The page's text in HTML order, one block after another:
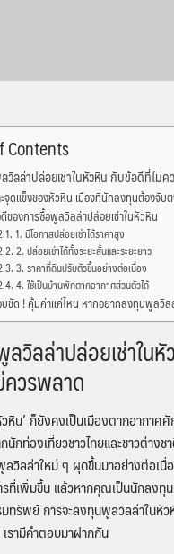
Contents
วิลล่าปล่อยเช่าในหัวหิน กับข้อดีที่ไม่
ะจุดแข็งของหัวหิน เมืองที่นักลงทุนต้องจับ
ของการซื้อพูลวิลล่าปล่อยเช่าในหัวหิน
1. มีโอกาสปล่อยเช่าได้ราคาสูง
2. ปล่อยเช่าได้ทั้งระยะสั้นและระยะยาว
3. ราคาที่ดินปรับตัวขึ้นอย่างต่อเนื่อง
4. ใช้เป็นบ้านพักตากอากาศส่วนตัวได้
ชัด ! คุ้มค่าแค่ไหน หากอยากลงทุนพูลวิล
วิลล่าปล่อยเช่าใน
วรพลาด
หิน’ ก็ยังคงเป็นเมืองตากอากาศ
นักท่องเที่ยวชาวไทยและชาวต่างช
ลวิลล่าใหม่ ๆ ผุดขึ้นมาอย่างต่อเ
ที่เพิ่มขึ้น แล้วหากคุณเป็นนักลงทุ
ทรัพย์ การจะลงทุนพูลวิลล่าในหั
รามีคำตอบมาฝากกัน